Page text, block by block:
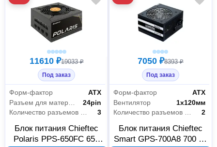
11610 ₽19033 ₽
Под заказ
Форм-фактор
АТХ
24pin
Количество разъемов MOLEX
3
Блок питания Chieftec
Polaris PPS-650FC 650
7050 ₽8393 ₽
Под заказ
Форм-фактор
АТХ
Вентилятор
1х120мм
Количество разъемов MOLEX
2
Блок питания Chieftec
Smart GPS-700A8 700 Вт